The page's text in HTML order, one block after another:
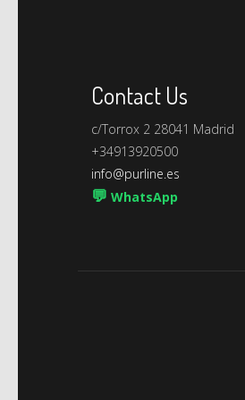
Contact Us
c/Torrox 2 28041 Madrid
+34913920500
info@purline.es
💬 WhatsApp